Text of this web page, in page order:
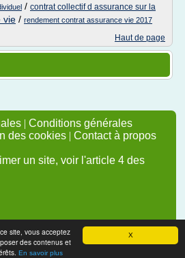
X
site, vous acceptez
des contenus et
En savoir plus
/ contrat collectif d assurance sur la
vie / rendement contrat assurance vie 2017
Haut de page
| Conditions générales
des cookies | Contact à propos
un site, voir l'article 4 des